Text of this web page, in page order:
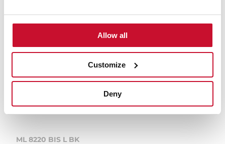
Allow all
Customize
Deny
ML 8220 BIS L BK